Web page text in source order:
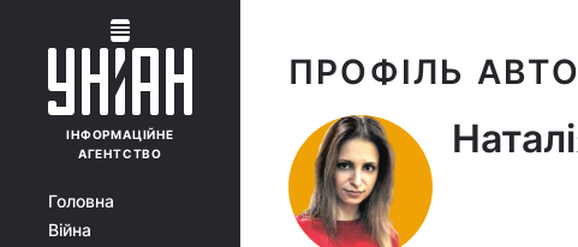
ІНФОРМАЦІЙНЕ
АГЕНТСТВО
Головна
Війна
ПРОФІЛЬ